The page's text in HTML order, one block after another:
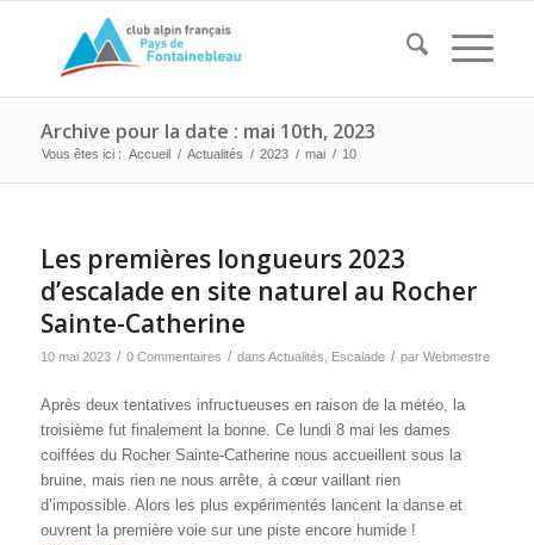
Archive pour la date : mai 10th, 2023
Vous êtes ici : Accueil / Actualités / 2023 / mai / 10
Les premières longueurs 2023
d’escalade en site naturel au Rocher
Sainte-Catherine
10 mai 2023 / 0 Commentaires / dans Actualités Escalade / par Webmestre
Après deux tentatives infructueuses en raison de la météo, la
troisième fut finalement la bonne. Ce lundi 8 mai les dames
coiffées du Rocher Sainte-Catherine nous accueillent sous la
bruine, mais rien ne nous arrête, à cœur vaillant rien
d’impossible. Alors les plus expérimentés lancent la danse et
ouvrent la première voie sur une piste encore humide !